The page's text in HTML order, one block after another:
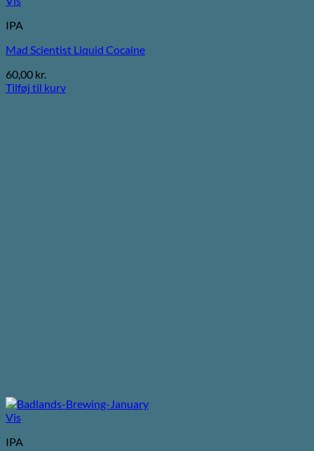
IPA
Mad Scientist Liquid Cocaine
60,00 kr.
Tilføj til kurv
Vis
IPA